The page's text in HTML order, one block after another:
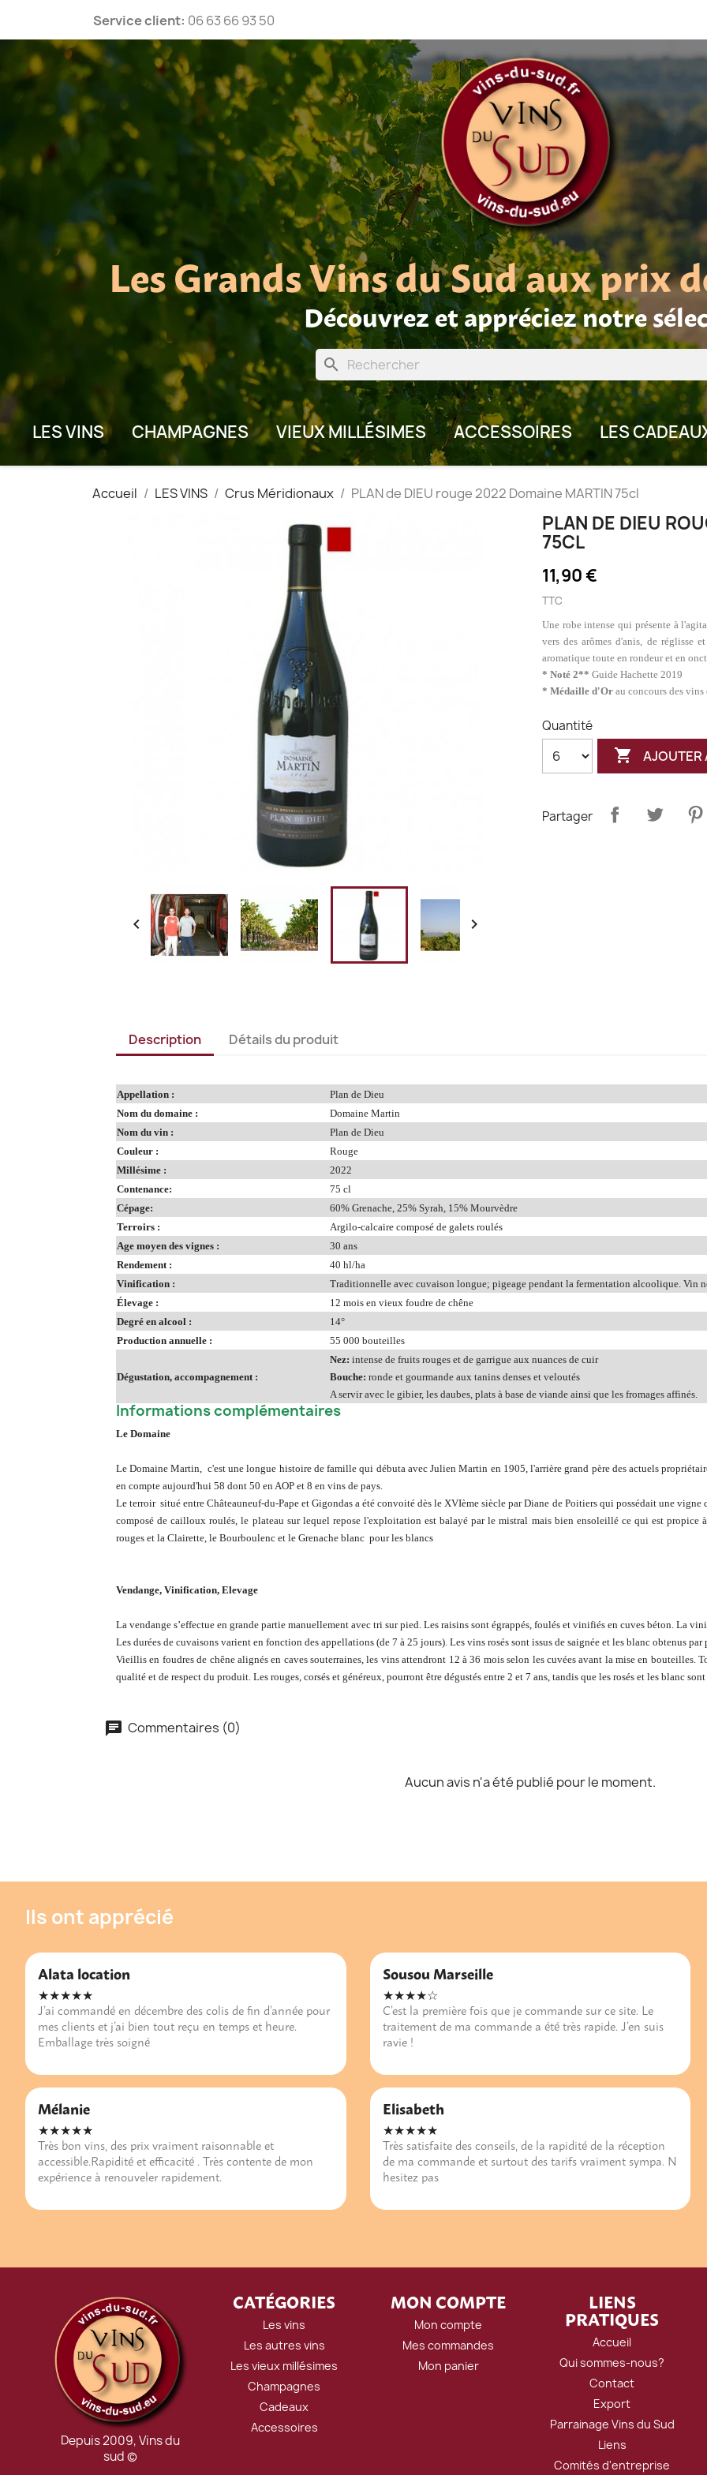
Service client: 06 63 66 93 50
Les Grands Vins du Sud aux prix
Découvrez et appréciez notre
search
LES VINS CHAMPAGNES VIEUX MILLÉSIMES ACCESSOIRES LES
Accueil LES VINS Crus Méridionaux PLAN de DIEU rouge 2022 Domaine MARTIN 75cl
 
PLAN DE DIEU
75CL
11,90 €
TTC
Une robe intense qui présente à
vers des arômes d'anis, de réglisse
aromatique toute en rondeur et en
* Noté 2** Guide Hachette 2019
* Médaille d'Or au concours des vins
Quantité
 AJOUTER
Partager
Description Détails du produit
Appellation :
Plan de Dieu
Nom du domaine :
Domaine Martin
Nom du vin :
Plan de Dieu
Couleur :
Rouge
Millésime :
2022
Contenance:
75 cl
Cépage:
60% Grenache, 25% Syrah, 15% Mourvèdre
Terroirs :
Argilo-calcaire composé de galets roulés
Age moyen des vignes :
30 ans
Rendement :
40 hl/ha
Vinification :
Traditionnelle avec cuvaison longue; pigeage pendant la fermentation alcoolique. Vin
Élevage :
12 mois en vieux foudre de chêne
Degré en alcool :
14°
Production annuelle :
55 000 bouteilles
Dégustation, accompagnement :
Nez: intense de fruits rouges et de garrigue aux nuances de cuir
Bouche: ronde et gourmande aux tanins denses et veloutés
A servir avec le gibier, les daubes, plats à base de viande ainsi que les fromages affinés.
Informations complémentaires
Le Domaine
Le Domaine Martin, c'est une longue histoire de famille qui débuta avec Julien Martin en 1905, l'arrière grand père des actuels
en compte aujourd'hui 58 dont 50 en AOP et 8 en vins de pays.
Le terroir situé entre Châteauneuf-du-Pape et Gigondas a été convoité dès le XVIème siècle par Diane de Poitiers qui possédait une
composé de cailloux roulés, le plateau sur lequel repose l'exploitation est balayé par le mistral mais bien ensoleillé ce qui est propice
rouges et la Clairette, le Bourboulenc et le Grenache blanc pour les blancs
Vendange, Vinification, Elevage
La vendange s’effectue en grande partie manuellement avec tri sur pied. Les raisins sont égrappés, foulés et vinifiés en cuves béton. La
Les durées de cuvaisons varient en fonction des appellations (de 7 à 25 jours). Les vins rosés sont issus de saignée et les blanc obtenus par
Vieillis en foudres de chêne alignés en caves souterraines, les vins attendront 12 à 36 mois selon les cuvées avant la mise en bouteilles.
qualité et de respect du produit. Les rouges, corsés et généreux, pourront être dégustés entre 2 et 7 ans, tandis que les rosés et les blanc
Commentaires (0)
Aucun avis n'a été publié pour le moment.
Ils ont apprécié
Alata location
★★★★★
J’ai commandé en décembre des colis de fin d’année pour
mes clients et j’ai bien tout reçu en temps et heure.
Emballage très soigné
Mélanie
★★★★★
Très bon vins, des prix vraiment raisonnable et
accessible.Rapidité et efficacité . Très contente de mon
expérience à renouveler rapidement.
Sousou Marseille
★★★★☆
C’est la première fois que je commande sur ce site. Le
traitement de ma commande a été très rapide. J’en suis
ravie !
Elisabeth
★★★★★
Très satisfaite des conseils, de la rapidité de la réception
de ma commande et surtout des tarifs vraiment sympa. N
hesitez pas
Depuis 2009, Vins du
sud ©
CATÉGORIES
Les vins
Les autres vins
Les vieux millésimes
Champagnes
Cadeaux
Accessoires
MON COMPTE
Mon compte
Mes commandes
Mon panier
LIENS
PRATIQUES
Accueil
Qui sommes-nous?
Contact
Export
Parrainage Vins du Sud
Liens
Comités d'entreprise